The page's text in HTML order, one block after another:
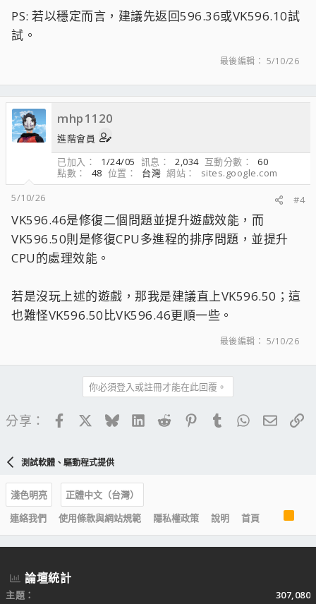
PS: 若以穩定而言，建議先返回596.36或VK596.10試
試。
最後編輯： 5/10/26
mhp1120
進階會員
已加入
1/24/05 訊息 2,034 互動分數
60
點數
48 位置 台灣 網站
sites.google.com
5/10/26
#4
VK596.46是修復二個問題並提升遊戲效能，而
VK596.50則是修復CPU多進程的排序問題，並提升
CPU的處理效能。
若是沒玩上述的遊戲，那我是建議直上VK596.50；這
也難怪VK596.50比VK596.46更順一些。
最後編輯： 5/10/26
你必須登入或註冊才能在此回覆。
分享： FacebookBlueskyLinkedIn
Reddit PinterestTumblrWhatsApp
電子
測試軟體、驅動程式提供
淺色明亮
正體中文（台灣）
連絡我們
使用條款與網站規範 隱私權政策 說明 首頁
S
論壇統計
主題
307,080